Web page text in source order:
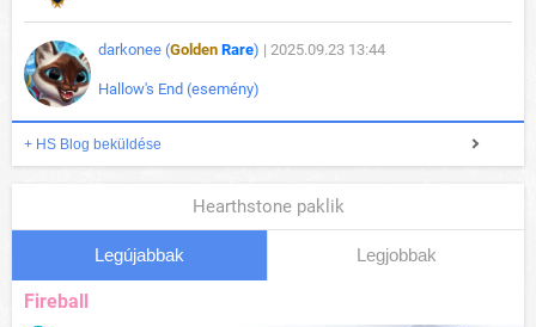
darkonee (Golden Rare) | 2025.09.23 13:44
Hallow's End (esemény)
+ HS Blog beküldése
Hearthstone paklik
Legújabbak Legjobbak
Fireball